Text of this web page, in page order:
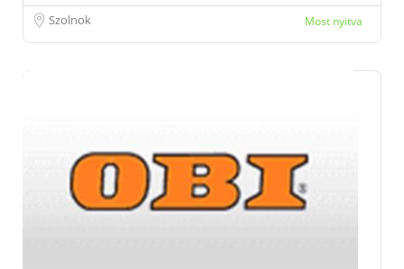
Szolnok Most nyitva